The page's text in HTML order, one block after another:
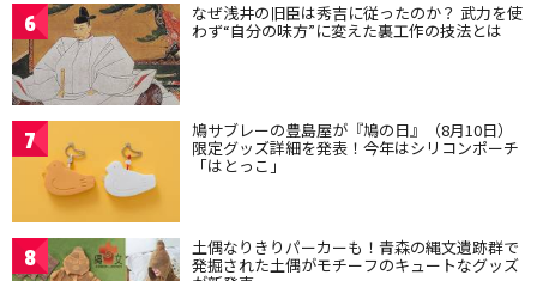
6 なぜ浅井の旧臣は秀吉に従ったのか？ 武力を使
わず“自分の味方”に変えた裏工作の技法とは
7 鳩サブレーの豊島屋が『鳩の日』（8月10日）
限定グッズ詳細を発表！今年はシリコンポーチ
「はとっこ」
8 土偶なりきりパーカーも！青森の縄文遺跡群で
発掘された土偶がモチーフのキュートなグッズ